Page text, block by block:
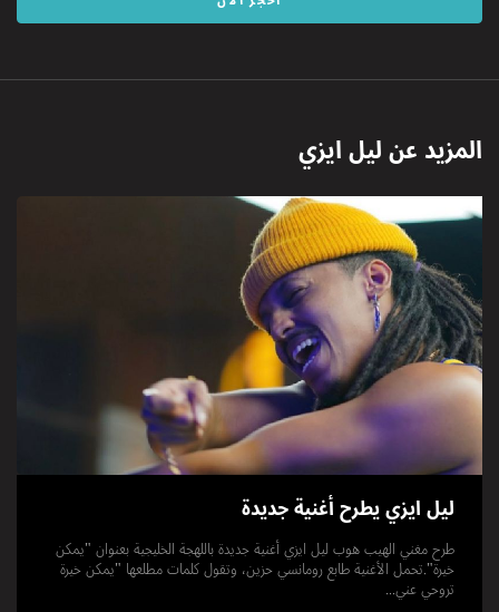
المزيد عنليل ايزي
ليل ايزي يطرح أغنية جديدة
طرح مغني الهيب هوب ليل ايزي أغنية جديدة باللهجة الخليجية بعنوان "يمكن
خيرة".تحمل الأغنية طابع رومانسي حزين، وتقول كلمات مطلعها "يمكن خيرة
تروحي عني...